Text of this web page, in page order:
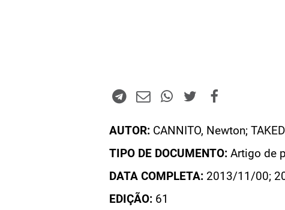
AUTOR: CANNITO, Newton;
TIPO DE DOCUMENTO: Artigo de
DATA COMPLETA: 2013/11/00;
EDIÇÃO: 61